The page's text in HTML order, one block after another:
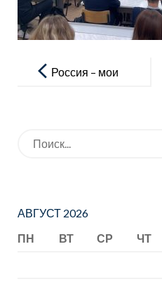
записям
Россия – мои
Искать:
АВГУСТ 2026
ПН
ВТ СР ЧТ